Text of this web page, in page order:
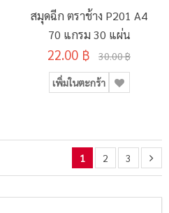
สมุดฉีก ตราช้าง P201 A4
70 แกรม 30 แผ่น
22.00 ฿ 30.00 ฿
เพิ่มในตะกร้า
1 2 3